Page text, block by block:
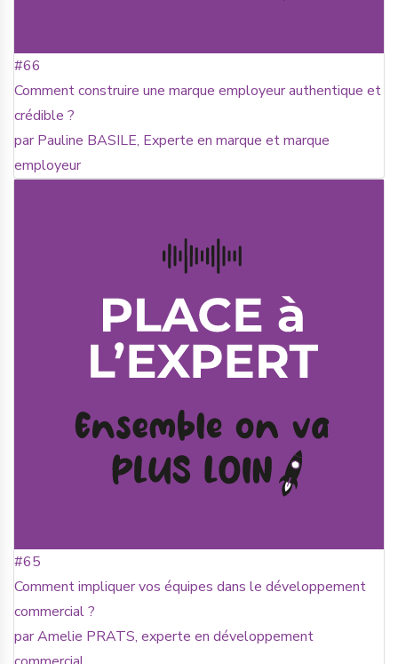
#66
Comment construire une marque employeur authentique et
crédible ?
par Pauline BASILE, Experte en marque et marque
employeur
#65
Comment impliquer vos équipes dans le développement
commercial ?
par Amelie PRATS, experte en développement